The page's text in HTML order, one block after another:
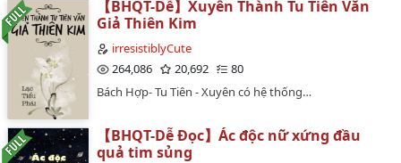
【BHQT-Dễ】Xuyên Thành Tu Tiên Văn
Giả Thiên Kim
irresistiblyCute
264,086
20,692
80
Bách Hợp- Tu Tiên - Xuyên có hệ thống…
【BHQT-Dễ Đọc】Ác độc nữ xứng đầu
quả tim sủng